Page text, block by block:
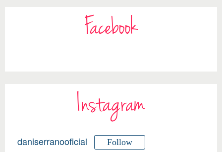
Facebook
Instagram
daniserranooficial Follow